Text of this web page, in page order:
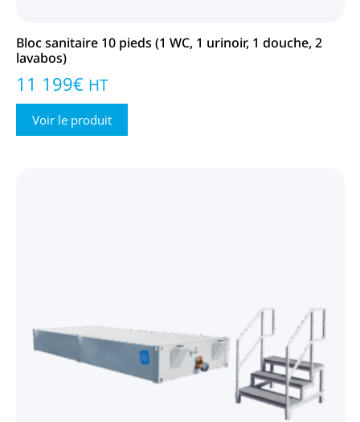
Bloc sanitaire 10 pieds (1 WC, 1 urinoir, 1 douche, 2
lavabos)
11 199€ HT
Voir le produit